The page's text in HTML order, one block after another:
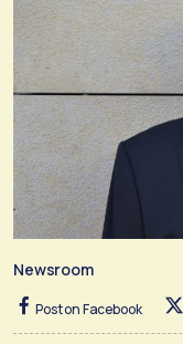
Newsroom
Post on Facebook